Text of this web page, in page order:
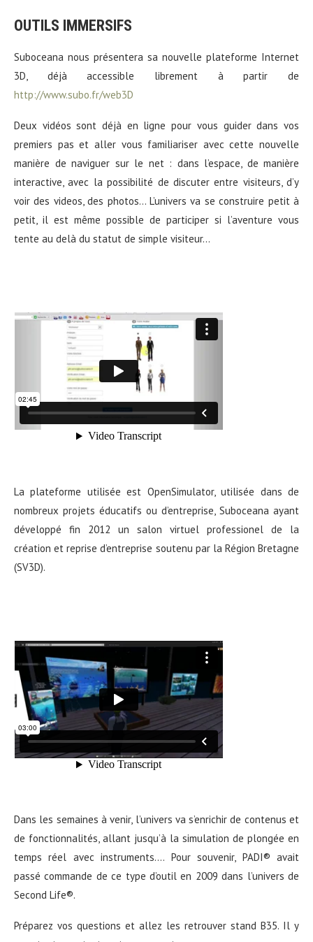
OUTILS IMMERSIFS
Suboceana nous présentera sa nouvelle plateforme Internet
3D, déjà accessible librement à partir de
http://www.subo.fr/web3D
Deux vidéos sont déjà en ligne pour vous guider dans vos
premiers pas et aller vous familiariser avec cette nouvelle
manière de naviguer sur le net : dans l’espace, de manière
interactive, avec la possibilité de discuter entre visiteurs, d’y
voir des videos, des photos… L’univers va se construire petit à
petit, il est même possible de participer si l’aventure vous
tente au delà du statut de simple visiteur…
La plateforme utilisée est OpenSimulator, utilisée dans de
nombreux projets éducatifs ou d’entreprise, Suboceana ayant
développé fin 2012 un salon virtuel professionel de la
création et reprise d’entreprise soutenu par la Région Bretagne
(SV3D).
Dans les semaines à venir, l’univers va s’enrichir de contenus et
de fonctionnalités, allant jusqu’à la simulation de plongée en
temps réel avec instruments…. Pour souvenir, PADI® avait
passé commande de ce type d’outil en 2009 dans l’univers de
Second Life®.
Préparez vos questions et allez les retrouver stand B35. Il y